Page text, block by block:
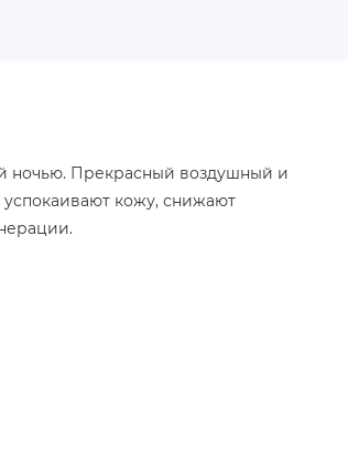
ночью. Прекрасный воздушный и
кожу, снижают